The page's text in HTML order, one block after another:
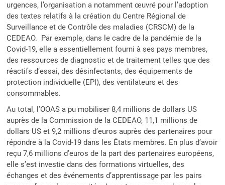
urgences, l’organisation a notamment œuvré pour l’adoption
des textes relatifs à la création du Centre Régional de
Surveillance et de Contrôle des maladies (CRSCM) de la
CEDEAO. Par exemple, dans le cadre de la pandémie de la
Covid-19, elle a essentiellement fourni à ses pays membres,
des ressources de diagnostic et de traitement telles que des
réactifs d’essai, des désinfectants, des équipements de
protection individuelle (EPI), des ventilateurs et des
consommables.
Au total, l’OOAS a pu mobiliser 8,4 millions de dollars US
auprès de la Commission de la CEDEAO, 11,1 millions de
dollars US et 9,2 millions d’euros auprès des partenaires pour
répondre à la Covid-19 dans les États membres. En plus d’avoir
reçu 7,6 millions d’euros de la part des partenaires européens,
elle s’est investie dans des formations virtuelles, des
échanges et des événements d’apprentissage par les pairs